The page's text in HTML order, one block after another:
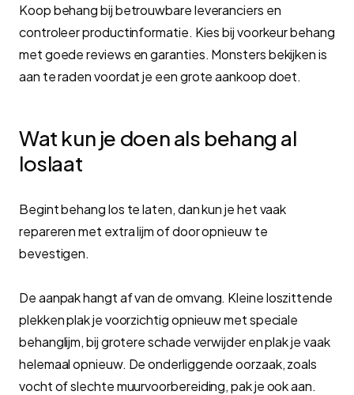
Koop behang bij betrouwbare leveranciers en
controleer productinformatie. Kies bij voorkeur behang
met goede reviews en garanties. Monsters bekijken is
aan te raden voordat je een grote aankoop doet.
Wat kun je doen als behang al
loslaat
Begint behang los te laten, dan kun je het vaak
repareren met extra lijm of door opnieuw te
bevestigen.
De aanpak hangt af van de omvang. Kleine loszittende
plekken plak je voorzichtig opnieuw met speciale
behanglijm, bij grotere schade verwijder en plak je vaak
helemaal opnieuw. De onderliggende oorzaak, zoals
vocht of slechte muurvoorbereiding, pak je ook aan.